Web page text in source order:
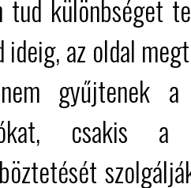
tud különbséget
ideig, az oldal
gyűjtenek a
csakis